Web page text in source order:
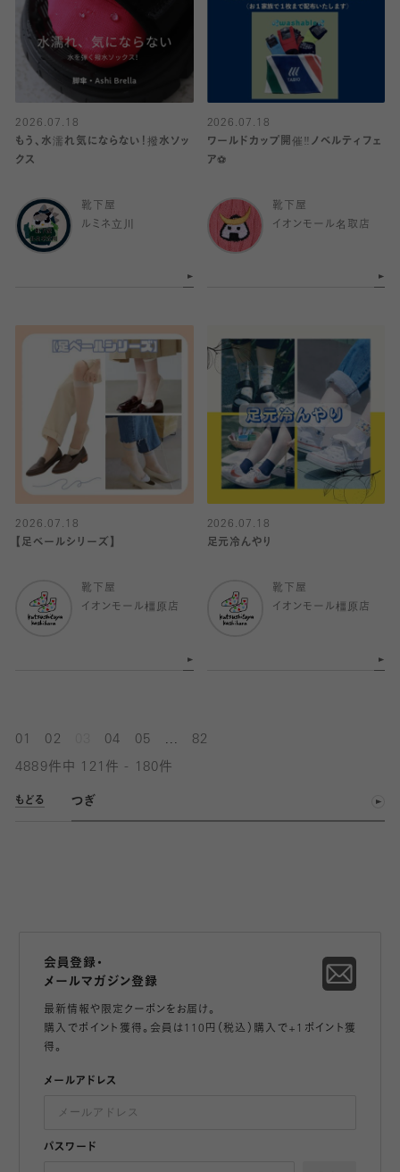
2026.07.18
もう、水濡れ気にならない！撥水ソッ
クス
靴下屋
ルミネ立川
2026.07.18
ワールドカップ開催‼️ノベルティフェ
ア⚽️
靴下屋
イオンモール名取店
2026.07.18
【足ベールシリーズ】
靴下屋
イオンモール橿原店
2026.07.18
足元冷んやり
靴下屋
イオンモール橿原店
01 02 04 05 82
4889件中 121件 - 180件
もどる つぎ
会員登録・
メールマガジン登録
最新情報や限定クーポンをお届け。
購入でポイント獲得。会員は110円（税込）購入で+1ポイント獲
得。
メールアドレス
パスワード